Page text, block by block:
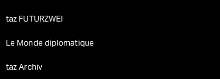
taz FUTURZWEI
Le Monde diplomatique
taz Archiv